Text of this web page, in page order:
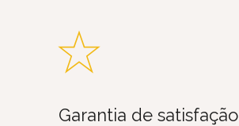
Garantia de satisfação